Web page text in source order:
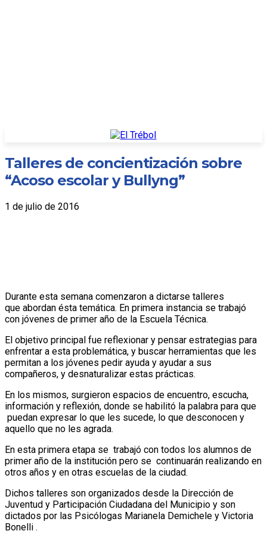
Talleres de concientización sobre
“Acoso escolar y Bullyng”
1 de julio de 2016
Durante esta semana comenzaron a dictarse talleres
que abordan ésta temática. En primera instancia se trabajó
con jóvenes de primer año de la Escuela Técnica.
El objetivo principal fue reflexionar y pensar estrategias para
enfrentar a esta problemática, y buscar herramientas que les
permitan a los jóvenes pedir ayuda y ayudar a sus
compañeros, y desnaturalizar estas prácticas.
En los mismos, surgieron espacios de encuentro, escucha,
información y reflexión, donde se habilitó la palabra para que
puedan expresar lo que les sucede, lo que desconocen y
aquello que no les agrada.
En esta primera etapa se trabajó con todos los alumnos de
primer año de la institución pero se continuarán realizando en
otros años y en otras escuelas de la ciudad.
Dichos talleres son organizados desde la Dirección de
Juventud y Participación Ciudadana del Municipio y son
dictados por las Psicólogas Marianela Demichele y Victoria
Bonelli .